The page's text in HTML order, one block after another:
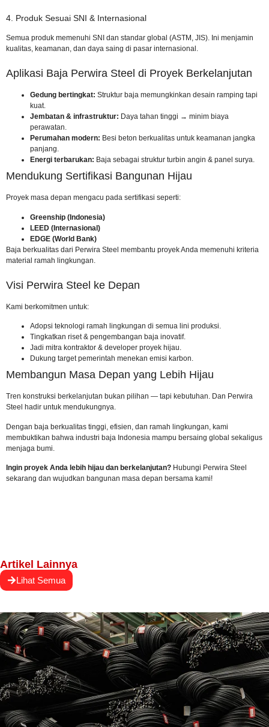
4. Produk Sesuai SNI & Internasional
Semua produk memenuhi SNI dan standar global (ASTM, JIS). Ini menjamin
kualitas, keamanan, dan daya saing di pasar internasional.
Aplikasi Baja Perwira Steel di Proyek Berkelanjutan
Gedung bertingkat: Struktur baja memungkinkan desain ramping tapi
kuat.
Jembatan & infrastruktur: Daya tahan tinggi → minim biaya
perawatan.
Perumahan modern: Besi beton berkualitas untuk keamanan jangka
panjang.
Energi terbarukan: Baja sebagai struktur turbin angin & panel surya.
Mendukung Sertifikasi Bangunan Hijau
Proyek masa depan mengacu pada sertifikasi seperti:
Greenship (Indonesia)
LEED (Internasional)
EDGE (World Bank)
Baja berkualitas dari Perwira Steel membantu proyek Anda memenuhi kriteria
material ramah lingkungan.
Visi Perwira Steel ke Depan
Kami berkomitmen untuk:
Adopsi teknologi ramah lingkungan di semua lini produksi.
Tingkatkan riset & pengembangan baja inovatif.
Jadi mitra kontraktor & developer proyek hijau.
Dukung target pemerintah menekan emisi karbon.
Membangun Masa Depan yang Lebih Hijau
Tren konstruksi berkelanjutan bukan pilihan — tapi kebutuhan. Dan Perwira
Steel hadir untuk mendukungnya.
Dengan baja berkualitas tinggi, efisien, dan ramah lingkungan, kami
membuktikan bahwa industri baja Indonesia mampu bersaing global sekaligus
menjaga bumi.
Ingin proyek Anda lebih hijau dan berkelanjutan? Hubungi Perwira Steel
sekarang dan wujudkan bangunan masa depan bersama kami!
Artikel Lainnya
Lihat Semua